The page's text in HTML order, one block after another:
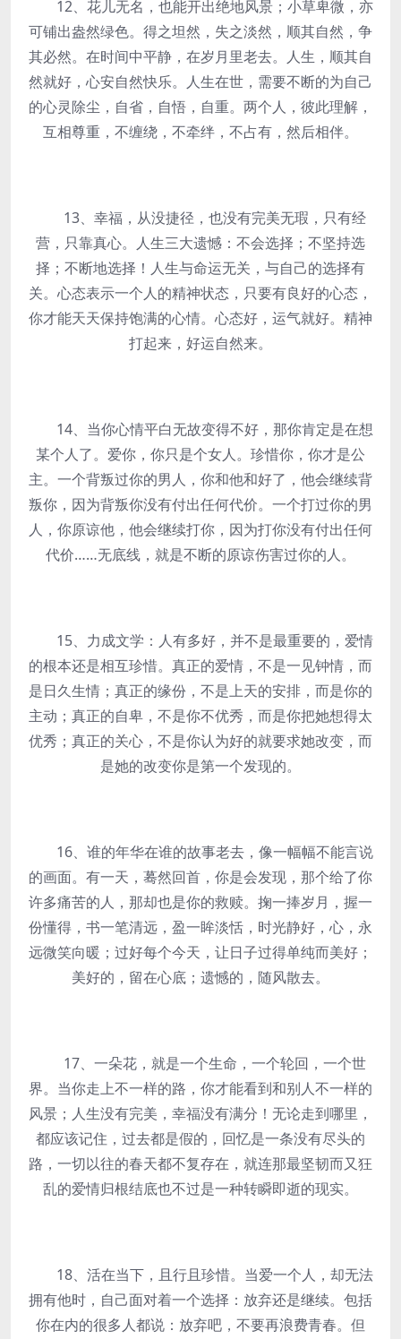
12、花儿无名，也能开出绝地风景；小草卑微，亦
可铺出盎然绿色。得之坦然，失之淡然，顺其自然，争
其必然。在时间中平静，在岁月里老去。人生，顺其自
然就好，心安自然快乐。人生在世，需要不断的为自己
的心灵除尘，自省，自悟，自重。两个人，彼此理解，
互相尊重，不缠绕，不牵绊，不占有，然后相伴。
13、幸福，从没捷径，也没有完美无瑕，只有经
营，只靠真心。人生三大遗憾：不会选择；不坚持选
择；不断地选择！人生与命运无关，与自己的选择有
关。心态表示一个人的精神状态，只要有良好的心态，
你才能天天保持饱满的心情。心态好，运气就好。精神
打起来，好运自然来。
14、当你心情平白无故变得不好，那你肯定是在想
某个人了。爱你，你只是个女人。珍惜你，你才是公
主。一个背叛过你的男人，你和他和好了，他会继续背
叛你，因为背叛你没有付出任何代价。一个打过你的男
人，你原谅他，他会继续打你，因为打你没有付出任何
代价……无底线，就是不断的原谅伤害过你的人。
15、力成文学：人有多好，并不是最重要的，爱情
的根本还是相互珍惜。真正的爱情，不是一见钟情，而
是日久生情；真正的缘份，不是上天的安排，而是你的
主动；真正的自卑，不是你不优秀，而是你把她想得太
优秀；真正的关心，不是你认为好的就要求她改变，而
是她的改变你是第一个发现的。
16、谁的年华在谁的故事老去，像一幅幅不能言说
的画面。有一天，蓦然回首，你是会发现，那个给了你
许多痛苦的人，那却也是你的救赎。掬一捧岁月，握一
份懂得，书一笔清远，盈一眸淡恬，时光静好，心，永
远微笑向暖；过好每个今天，让日子过得单纯而美好；
美好的，留在心底；遗憾的，随风散去。
17、一朵花，就是一个生命，一个轮回，一个世
界。当你走上不一样的路，你才能看到和别人不一样的
风景；人生没有完美，幸福没有满分！无论走到哪里，
都应该记住，过去都是假的，回忆是一条没有尽头的
路，一切以往的春天都不复存在，就连那最坚韧而又狂
乱的爱情归根结底也不过是一种转瞬即逝的现实。
18、活在当下，且行且珍惜。当爱一个人，却无法
拥有他时，自己面对着一个选择：放弃还是继续。包括
你在内的很多人都说：放弃吧，不要再浪费青春。但